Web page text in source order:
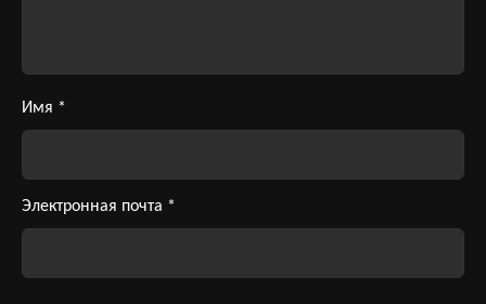
Имя *
Электронная почта *